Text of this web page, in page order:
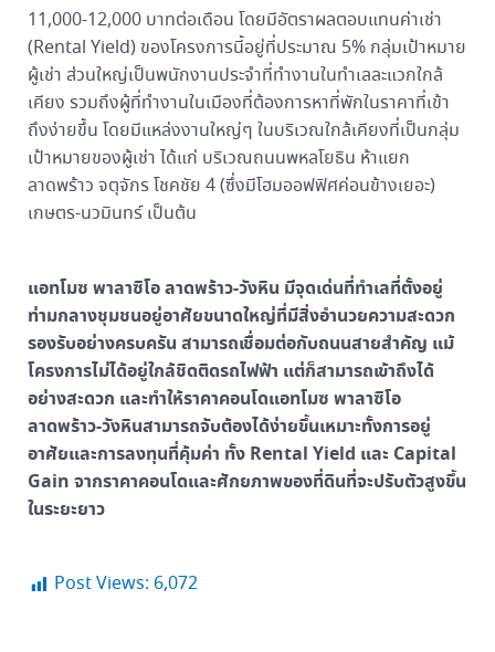
11,000-12,000 บาทต่อเดือน โดยมีอัตราผลตอบแทนค่าเช่า
(Rental Yield) ของโครงการนี้อยู่ที่ประมาณ 5% กลุ่มเป้าหมาย
ผู้เช่า ส่วนใหญ่เป็นพนักงานประจำที่ทำงานในทำเลละแวกใกล้
เคียง รวมถึงผู้ที่ทำงานในเมืองที่ต้องการหาที่พักในราคาที่เข้า
ถึงง่ายขึ้น โดยมีแหล่งงานใหญ่ๆ ในบริเวณใกล้เคียงที่เป็นกลุ่ม
เป้าหมายของผู้เช่า ได้แก่ บริเวณถนนพหลโยธิน ห้าแยก
ลาดพร้าว จตุจักร โชคชัย 4 (ซึ่งมีโฮมออฟฟิศค่อนข้างเยอะ)
เกษตร-นวมินทร์ เป็นต้น
แอทโมซ พาลาซิโอ ลาดพร้าว-วังหิน มีจุดเด่นที่ทำเลที่ตั้งอยู่
ท่ามกลางชุมชนอยู่อาศัยขนาดใหญ่ที่มีสิ่งอำนวยความสะดวก
รองรับอย่างครบครัน สามารถเชื่อมต่อกับถนนสายสำคัญ แม้
โครงการไม่ได้อยู่ใกล้ชิดติดรถไฟฟ้า แต่ก็สามารถเข้าถึงได้
อย่างสะดวก และทำให้ราคาคอนโดแอทโมซ พาลาซิโอ
ลาดพร้าว-วังหินสามารถจับต้องได้ง่ายขึ้นเหมาะทั้งการอยู่
อาศัยและการลงทุนที่คุ้มค่า ทั้ง Rental Yield และ Capital
Gain จากราคาคอนโดและศักยภาพของที่ดินที่จะปรับตัวสูงขึ้น
ในระยะยาว
Post Views: 6,072